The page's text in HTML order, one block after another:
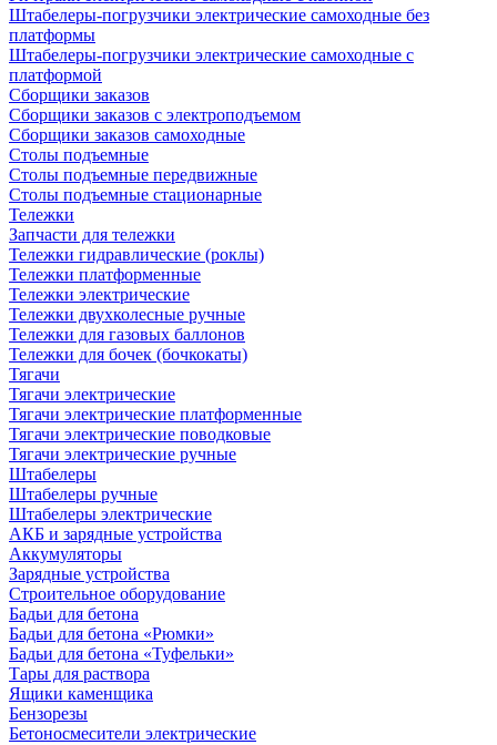
Штабелеры-погрузчики электрические самоходные без
платформы
Штабелеры-погрузчики электрические самоходные с
платформой
Сборщики заказов
Сборщики заказов с электроподъемом
Сборщики заказов самоходные
Столы подъемные
Столы подъемные передвижные
Столы подъемные стационарные
Тележки
Запчасти для тележки
Тележки гидравлические (роклы)
Тележки платформенные
Тележки электрические
Тележки двухколесные ручные
Тележки для газовых баллонов
Тележки для бочек (бочкокаты)
Тягачи
Тягачи электрические
Тягачи электрические платформенные
Тягачи электрические поводковые
Тягачи электрические ручные
Штабелеры
Штабелеры ручные
Штабелеры электрические
АКБ и зарядные устройства
Аккумуляторы
Зарядные устройства
Строительное оборудование
Бадьи для бетона
Бадьи для бетона «Рюмки»
Бадьи для бетона «Туфельки»
Тары для раствора
Ящики каменщика
Бензорезы
Бетоносмесители электрические